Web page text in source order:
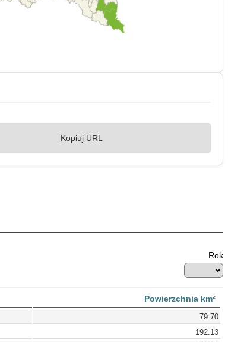
Kopiuj URL
Rok
Powierzchnia km²
79.70
192.13